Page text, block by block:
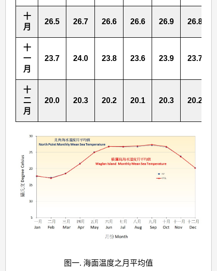
十
月
26.5 26.7 26.6 26.6 26.9 26.8
十
一
月
23.7 24.0 23.8 23.6 23.9 23.7
十
二
月
20.0 20.3 20.2 20.1 20.3 20.2
图一. 海面温度之月平均值